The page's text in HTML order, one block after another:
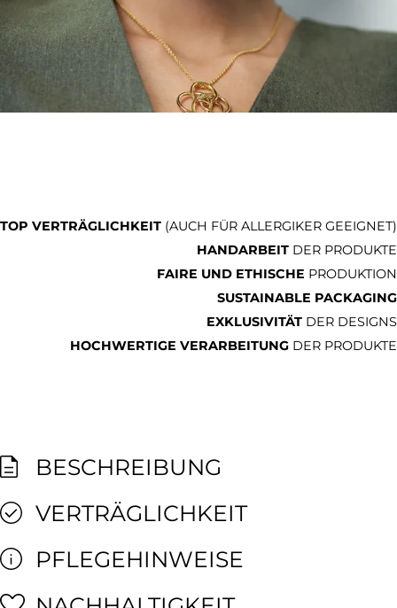
TOP VERTRÄGLICHKEIT (AUCH FÜR ALLERGIKER GEEIGNET)
HANDARBEIT DER PRODUKTE
FAIRE UND ETHISCHE PRODUKTION
SUSTAINABLE PACKAGING
EXKLUSIVITÄT DER DESIGNS
HOCHWERTIGE VERARBEITUNG DER PRODUKTE
BESCHREIBUNG
VERTRÄGLICHKEIT
PFLEGEHINWEISE